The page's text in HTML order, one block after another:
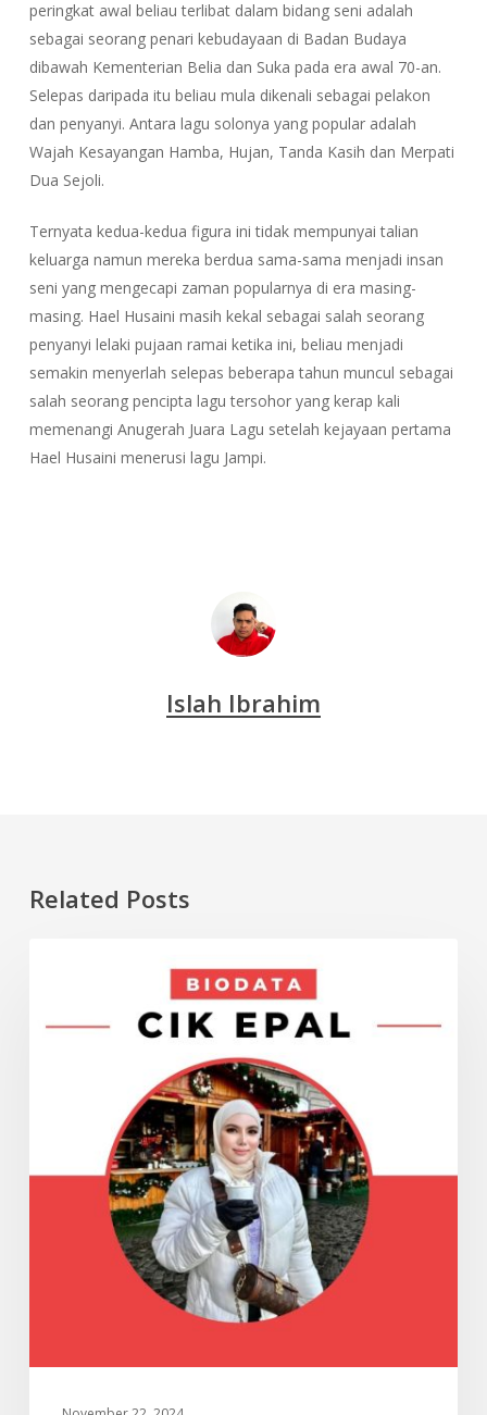
peringkat awal beliau terlibat dalam bidang seni adalah
sebagai seorang penari kebudayaan di Badan Budaya
dibawah Kementerian Belia dan Suka pada era awal 70-an.
Selepas daripada itu beliau mula dikenali sebagai pelakon
dan penyanyi. Antara lagu solonya yang popular adalah
Wajah Kesayangan Hamba, Hujan, Tanda Kasih dan Merpati
Dua Sejoli.
Ternyata kedua-kedua figura ini tidak mempunyai talian
keluarga namun mereka berdua sama-sama menjadi insan
seni yang mengecapi zaman popularnya di era masing-
masing. Hael Husaini masih kekal sebagai salah seorang
penyanyi lelaki pujaan ramai ketika ini, beliau menjadi
semakin menyerlah selepas beberapa tahun muncul sebagai
salah seorang pencipta lagu tersohor yang kerap kali
memenangi Anugerah Juara Lagu setelah kejayaan pertama
Hael Husaini menerusi lagu Jampi.
Islah Ibrahim
Related Posts
Nama